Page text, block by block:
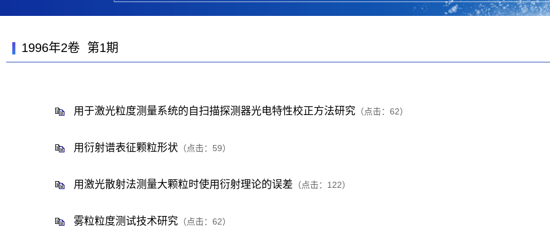
1996年2卷 第1期
用于激光粒度测量系统的自扫描探测器光电特性校正方法研究 （点击： 62）
用衍射谱表征颗粒形状 （点击： 59）
用激光散射法测量大颗粒时使用衍射理论的误差 （点击： 122）
雾粒粒度测试技术研究 （点击： 62）